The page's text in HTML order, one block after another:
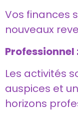
Vos finances
nouveaux
Professionnel
Les activités
auspices et
horizons